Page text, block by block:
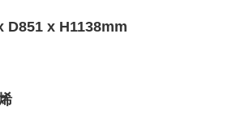
D851 x H1138mm